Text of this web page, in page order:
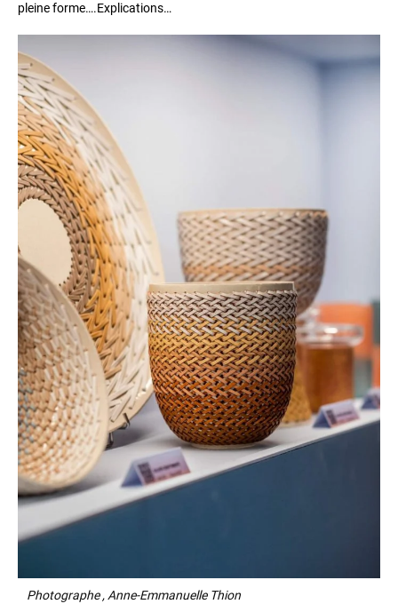
pleine forme….Explications…
Photographe , Anne-Emmanuelle Thion